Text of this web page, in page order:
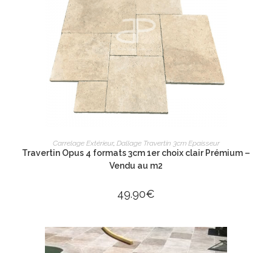
AJOUTER AU PANIER
Carrelage Extérieur, Dallage Travertin 3cm Epaisseur
Travertin Opus 4 formats 3cm 1er choix clair Prémium –
Vendu au m2
49.90€